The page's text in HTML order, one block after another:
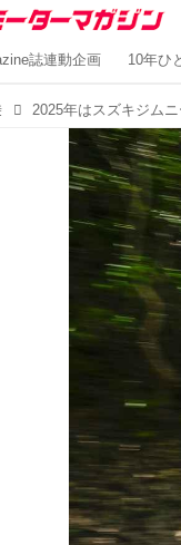
誌連動企画 10年ひ